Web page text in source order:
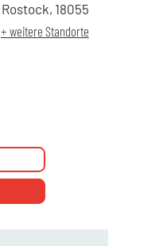
Rostock, 18055
+ weitere Standorte